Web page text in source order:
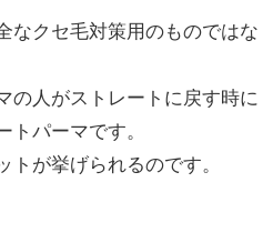
なクセ毛対策用のものではな
の人がストレートに戻す時に
トパーマです。
トが挙げられるのです。